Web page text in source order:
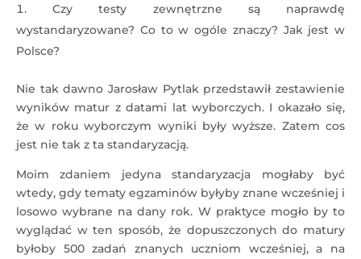
Czy testy zewnętrzne są naprawdę
wystandaryzowane? Co to w ogóle znaczy? Jak jest w
Polsce?
Nie tak dawno Jarosław Pytlak przedstawił zestawienie
wyników matur z datami lat wyborczych. I okazało się,
że w roku wyborczym wyniki były wyższe. Zatem cos
jest nie tak z ta standaryzacją.
Moim zdaniem jedyna standaryzacja mogłaby być
wtedy, gdy tematy egzaminów byłyby znane wcześniej i
losowo wybrane na dany rok. W praktyce mogło by to
wyglądać w ten sposób, że dopuszczonych do matury
byłoby 500 zadań znanych uczniom wcześniej, a na